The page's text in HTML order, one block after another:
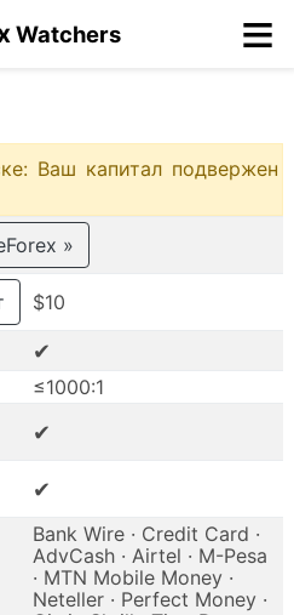
Watchers ≡
Ваш капитал подвержен
»
$10
✔
≤1000:1
✔
✔
Bank Wire · Credit Card ·
AdvCash · Airtel · M-Pesa
· MTN Mobile Money ·
Neteller · Perfect Money ·